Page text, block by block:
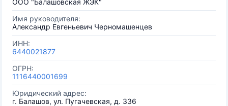
ООО "Балашовская ЖЭК"
Имя руководителя:
Александр Евгеньевич Черномашенцев
ИНН:
6440021877
ОГРН:
1116440001699
Юридический адрес:
г. Балашов, ул. Пугачевская, д. 336